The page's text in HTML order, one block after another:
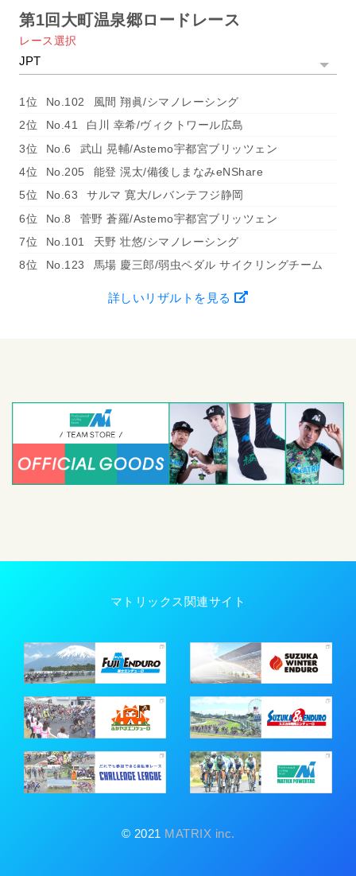
第1回大町温泉郷ロードレース
レース選択
1位 No.102
風間 翔眞/シマノレーシング
2位
No.41
白川 幸希/ヴィクトワール広島
3位
No.6
武山 晃輔/Astemo宇都宮ブリッツェン
4位
No.205
能登 滉太/備後しまなみeNShare
5位
No.63
サルマ 寛大/レバンテフジ静岡
6位
No.8
菅野 蒼羅/Astemo宇都宮ブリッツェン
7位
No.101
天野 壮悠/シマノレーシング
8位
No.123 馬場 慶三郎/弱虫ペダル サイクリングチーム
詳しいリザルトを見る
マトリックス関連サイト
© 2021 MATRIX inc.